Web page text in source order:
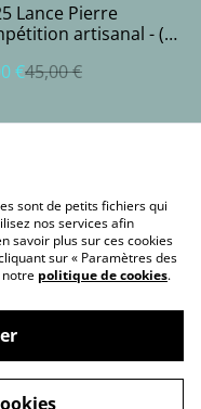
Lance Pierre
artisanal - (2
€45,00 €
Terms
sont de petits fichiers qui
nos services afin
savoir plus sur ces cookies
sur « Paramètres des
notre politique de cookies.